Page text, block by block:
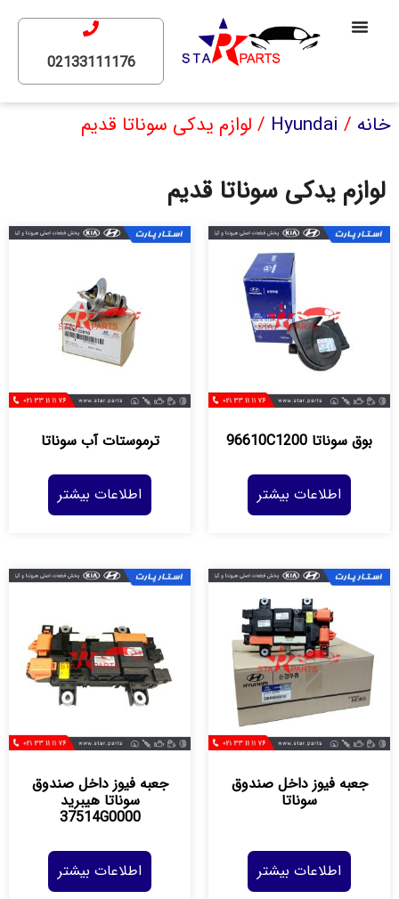
02133111176
خانه /
Hyundai / لوازم یدکی سوناتا قدیم
لوازم یدکی سوناتا قدیم
بوق سوناتا 96610C1200
اطلاعات بیشتر
ترموستات آب سوناتا
اطلاعات بیشتر
جعبه فيوز داخل صندوق
سوناتا
اطلاعات بیشتر
جعبه فیوز داخل صندوق
سوناتا هیبرید
37514G0000
اطلاعات بیشتر